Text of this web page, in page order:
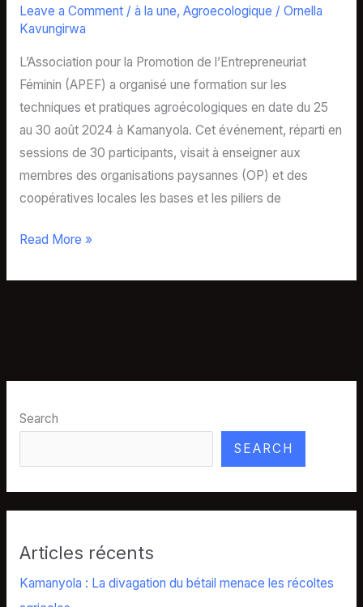
Leave a Comment / à la une, Agroecologique / Ornella
Kavungirwa
L’Association pour la Promotion de l’Entrepreneuriat
Féminin (APEF) a organisé une formation sur les
techniques et pratiques agroécologiques en date du 25
au 30 août 2024 à Kamanyola. Cet événement, réparti en
sessions de 30 participants, visait à enseigner aux
membres des organisations paysannes (OP) et des
coopératives locales les bases et les piliers de
et
pratiques
agroécologiques
Read More »
Search
SEARCH
Articles récents
Kamanyola : La divagation du bétail menace les récoltes